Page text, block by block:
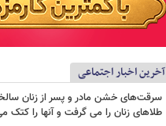
آخرین اخبار اجتماعی
سرقت‌های خشن مادر و پسر از زنان
طلاهای زنان را می گرفت و آنها را کتک